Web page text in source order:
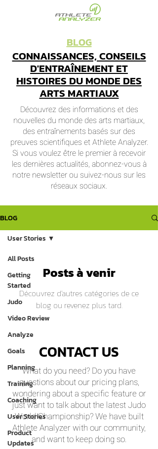
BLOG
CONNAISSANCES, CONSEILS
D'ENTRAÎNEMENT ET
HISTOIRES DU MONDE DES
ARTS MARTIAUX
Découvrez des informations et des
nouvelles du monde des arts martiaux,
des entraînements basés sur des
preuves scientifiques et Athlete Analyzer.
Si vous voulez être le premier à recevoir
les dernières actualités, abonnez-vous à
notre newsletter ou suivez-nous sur les
réseaux sociaux.
BLOG
All Posts
Getting
Started
Judo
Video Review
Analyze
Goals
Planning
Training
Coaching
User Stories
Product
Updates
User Stories
Posts à venir
Découvrez d'autres catégories de ce
blog ou revenez plus tard.
CONTACT US
What do you need? Do you have
questions about our pricing plans,
wondering about a specific feature or
just want to talk about the latest Judo
World Championship? We have built
Athlete Analyzer with our community,
and want to keep doing so.